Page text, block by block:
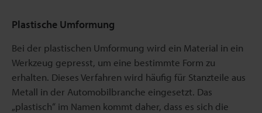
Plastische Umformung
Bei der plastischen Umformung wird ein Material in ein
Werkzeug gepresst, um eine bestimmte Form zu
erhalten. Dieses Verfahren wird häufig für Stanzteile aus
Metall in der Automobilbranche eingesetzt. Das
„plastisch“ im Namen kommt daher, dass es sich die